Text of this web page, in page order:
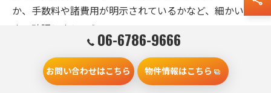
か、手数料や諸費用が明示されているかなど、細かい点
まで確認しましょう。
要です。守口市の地域事情に精通し、地元ネットワーク
を活かした売却活動を行っているかも比較ポイントとな
06-6786-9666
お問い合わせはこちら 物件情報はこちら